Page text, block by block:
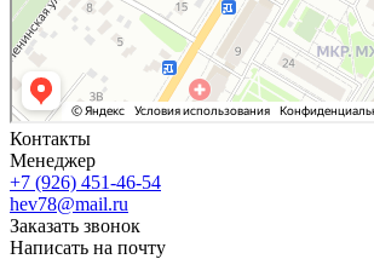
Контакты
Менеджер
+7 (926) 451-46-54
hev78@mail.ru
Заказать звонок
Написать на почту